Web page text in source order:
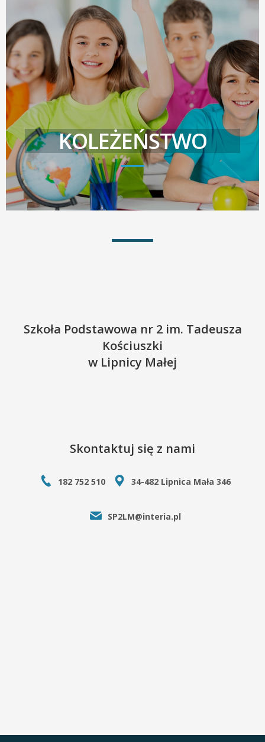
KOLEŻEŃSTWO
Szkoła Podstawowa nr 2 im. Tadeusza
Kościuszki
w Lipnicy Małej
Skontaktuj się z nami
182 752 510 34-482 Lipnica Mała 346
SP2LM@interia.pl